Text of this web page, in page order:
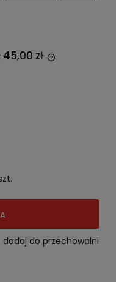
45,00 zł
dodaj do przechowalni